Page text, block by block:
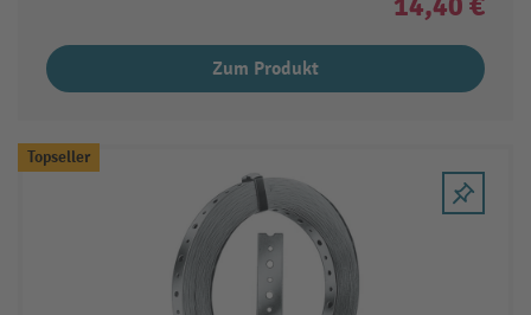
Zum Produkt
Topseller